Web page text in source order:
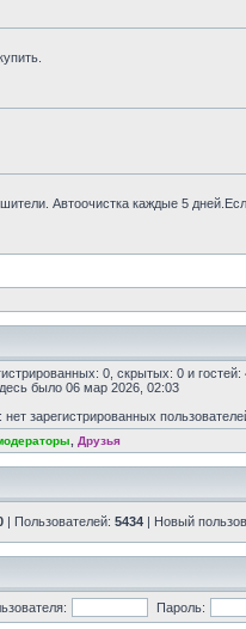
Автоочистка каждые 5
0, скрытых: 0 и
было 06 мар 2026, 02:03
зарегистрированных
Друзья
| Пользователей: 5434 | Новый
Пароль: